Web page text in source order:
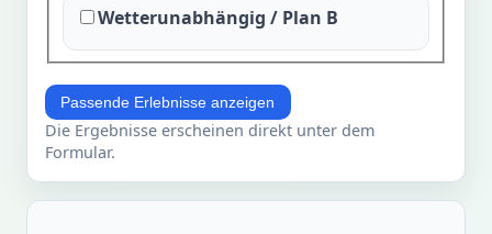
Wetterunabhängig / Plan B
Passende Erlebnisse anzeigen
Die Ergebnisse erscheinen direkt unter dem
Formular.